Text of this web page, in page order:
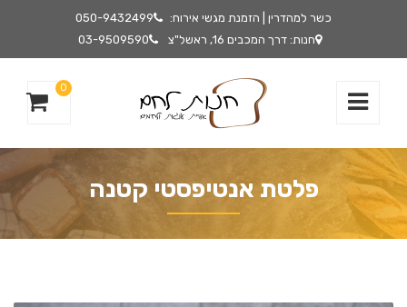
כשר למהדרין | הזמנת מגשי אירוח:
050-9432499
חנות: דרך המכבים 16, ראשל"צ
03-9509590
0
פלטת אנטיפסטי קטנה